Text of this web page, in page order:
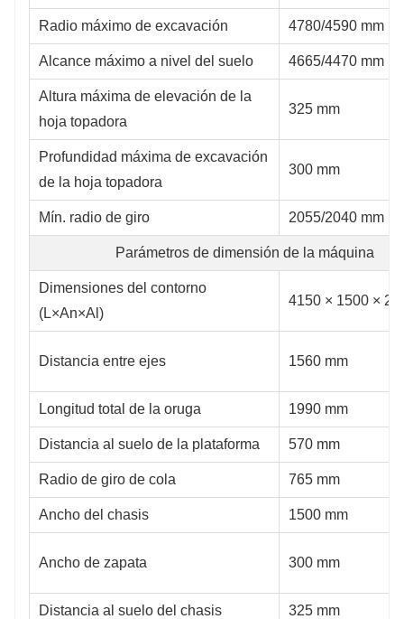
Radio máximo de excavación 4780/4590 mm
Alcance máximo a nivel del suelo 4665/4470 mm
Altura máxima de elevación de la
hoja topadora
325 mm
Profundidad máxima de excavación
de la hoja topadora
300 mm
Mín. radio de giro 2055/2040 mm
Parámetros de dimensión de la máquina
Dimensiones del contorno
(L×An×Al)
4150 × 1500 ×
Distancia entre ejes 1560 mm
Longitud total de la oruga 1990 mm
Distancia al suelo de la plataforma 570 mm
Radio de giro de cola 765 mm
Ancho del chasis 1500 mm
Ancho de zapata 300 mm
Distancia al suelo del chasis 325 mm